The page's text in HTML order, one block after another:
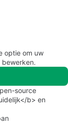
optie om uw
source
b> en